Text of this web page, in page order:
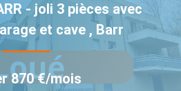
ESTIMER
GERER
- joli 3 pièces avec
et cave , Barr
870 €/mois